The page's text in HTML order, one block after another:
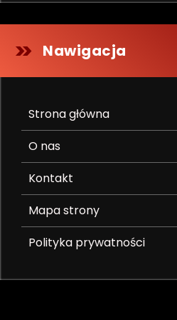
Nawigacja
Strona główna
O nas
Kontakt
Mapa strony
Polityka prywatności